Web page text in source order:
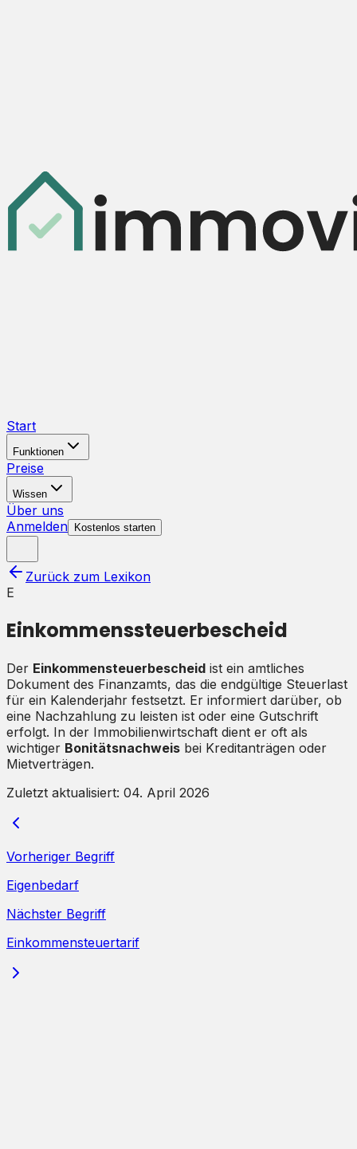
Start
Funktionen
Preise
Wissen
Über uns
Anmelden
Kostenlos starten
Zurück zum Lexikon
E
Einkommenssteuerbescheid
Der Einkommensteuerbescheid ist ein amtliches
Dokument des Finanzamts, das die endgültige Steuerlast
für ein Kalenderjahr festsetzt. Er informiert darüber, ob
eine Nachzahlung zu leisten ist oder eine Gutschrift
erfolgt. In der Immobilienwirtschaft dient er oft als
wichtiger Bonitätsnachweis bei Kreditanträgen oder
Mietverträgen.
Zuletzt aktualisiert: 04. April 2026
Vorheriger Begriff
Eigenbedarf
Nächster Begriff
Einkommensteuertarif